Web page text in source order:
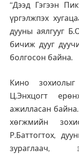
“Дээд Гэгээн
үргэлжпэх
дууны аялгууг
бичиж дууг
болгосон байна.
Кино
Ц.Энхцогт
ажилласан
хөгжмийн
Р.Баттогтох,
зураглаач,